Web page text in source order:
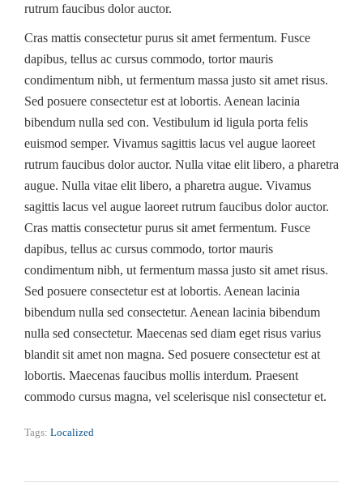
rutrum faucibus dolor auctor.
Cras mattis consectetur purus sit amet fermentum. Fusce
dapibus, tellus ac cursus commodo, tortor mauris
condimentum nibh, ut fermentum massa justo sit amet risus.
Sed posuere consectetur est at lobortis. Aenean lacinia
bibendum nulla sed con. Vestibulum id ligula porta felis
euismod semper. Vivamus sagittis lacus vel augue laoreet
rutrum faucibus dolor auctor. Nulla vitae elit libero, a pharetra
augue. Nulla vitae elit libero, a pharetra augue. Vivamus
sagittis lacus vel augue laoreet rutrum faucibus dolor auctor.
Cras mattis consectetur purus sit amet fermentum. Fusce
dapibus, tellus ac cursus commodo, tortor mauris
condimentum nibh, ut fermentum massa justo sit amet risus.
Sed posuere consectetur est at lobortis. Aenean lacinia
bibendum nulla sed consectetur. Aenean lacinia bibendum
nulla sed consectetur. Maecenas sed diam eget risus varius
blandit sit amet non magna. Sed posuere consectetur est at
lobortis. Maecenas faucibus mollis interdum. Praesent
commodo cursus magna, vel scelerisque nisl consectetur et.
Tags: Localized